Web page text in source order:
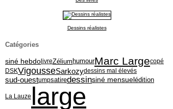
Dessins réalistes
Catégories
siné hebdo livreZélium humourMarc Largecopé
DSKVigousseSarkozydessins mal élevés
sud-ouestumpsatiredessinsiné mensuelédition
La Lauze large